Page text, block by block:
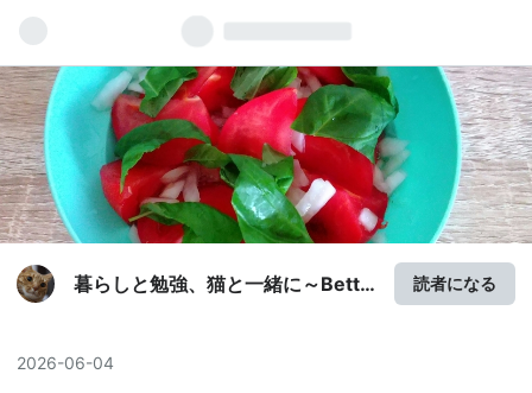
暮らしと勉強、猫と一緒に～Betty
読者になる
2026-06-04